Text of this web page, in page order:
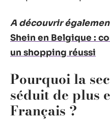
A découvrir
Shein en Belgique :
un shopping réussi
Pourquoi la
séduit de plus
Français ?